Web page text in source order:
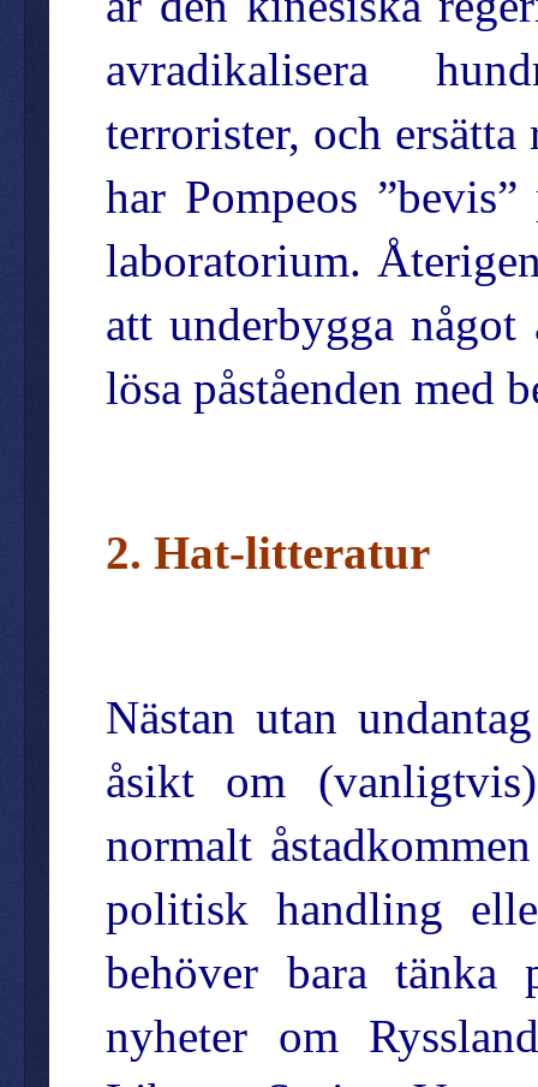
avradikalisera
terrorister, och
har Pompeos
laboratorium.
att underbygga något
lösa påståenden med
2. Hat-litteratur
Nästan utan
åsikt om
normalt
politisk handling
behöver bara tänka
nyheter om